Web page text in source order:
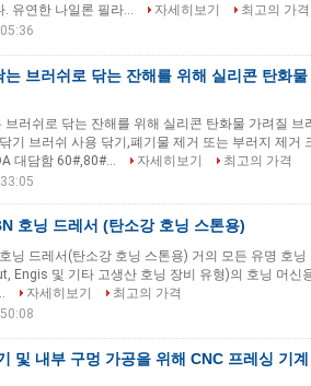
. 유연한 나일론 필라...
자세히보기
최고의 가격
는 브러쉬로 닦는 잔해를 위해 실리콘 탄화물
브러쉬로 닦는 잔해를 위해 실리콘 탄화물 가려질 브
기 브러쉬 사용 닦기,폐기물 제거 또는 부러지 제거
대담함 60#,80#...
자세히보기
최고의 가격
호닝 드레서 (탄소강 호닝 스톤용)
닝 드레서(탄소강 호닝 스톤용) 거의 모든 유명 호
Engis 및 기타 고생산 호닝 장비 유형)의 호닝 머신
자세히보기
최고의 가격
및 내부 구멍 가공을 위해 CNC 프레싱 기계